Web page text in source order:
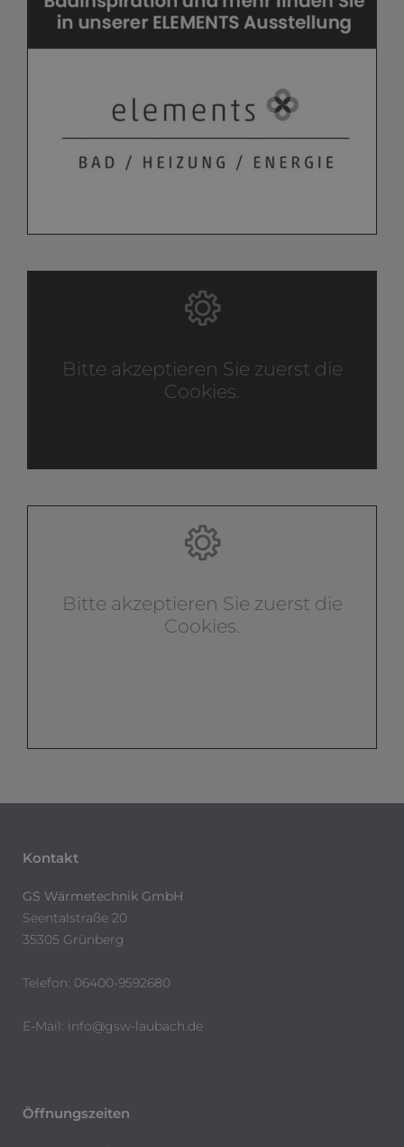
Bitte akzeptieren Sie zuerst die
Cookies.
Bitte akzeptieren Sie zuerst die
Cookies.
Kontakt
GS Wärmetechnik GmbH
Seentalstraße 20
35305 Grünberg
Telefon: 06400-9592680
E-Mail: info@gsw-laubach.de
Öffnungszeiten